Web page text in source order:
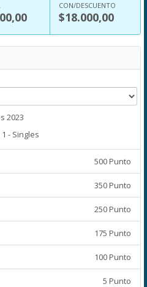
CON/DESCUENTO
$18.000,00
2023
- Singles
500 Punto
350 Punto
250 Punto
175 Punto
100 Punto
5 Punto